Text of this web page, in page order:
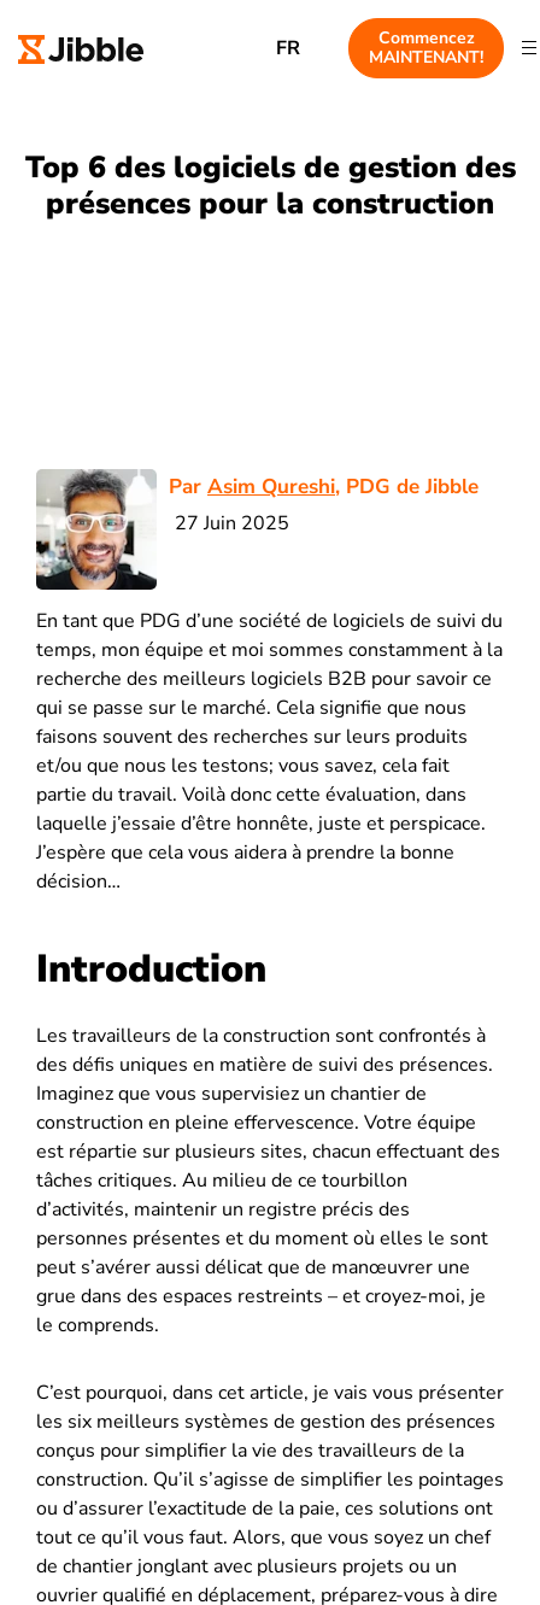
FR
Commencez
MAINTENANT!
Top 6 des logiciels de gestion des
présences pour la construction
Par Asim Qureshi, PDG de Jibble
27 Juin 2025
En tant que PDG d’une société de logiciels de suivi du
temps, mon équipe et moi sommes constamment à la
recherche des meilleurs logiciels B2B pour savoir ce
qui se passe sur le marché. Cela signifie que nous
faisons souvent des recherches sur leurs produits
et/ou que nous les testons; vous savez, cela fait
partie du travail. Voilà donc cette évaluation, dans
laquelle j’essaie d’être honnête, juste et perspicace.
J’espère que cela vous aidera à prendre la bonne
décision…
Introduction
Les travailleurs de la construction sont confrontés à
des défis uniques en matière de suivi des présences.
Imaginez que vous supervisiez un chantier de
construction en pleine effervescence. Votre équipe
est répartie sur plusieurs sites, chacun effectuant des
tâches critiques. Au milieu de ce tourbillon
d’activités, maintenir un registre précis des
personnes présentes et du moment où elles le sont
peut s’avérer aussi délicat que de manœuvrer une
grue dans des espaces restreints – et croyez-moi, je
le comprends.
C’est pourquoi, dans cet article, je vais vous présenter
les six meilleurs systèmes de gestion des présences
conçus pour simplifier la vie des travailleurs de la
construction. Qu’il s’agisse de simplifier les pointages
ou d’assurer l’exactitude de la paie, ces solutions ont
tout ce qu’il vous faut. Alors, que vous soyez un chef
de chantier jonglant avec plusieurs projets ou un
ouvrier qualifié en déplacement, préparez-vous à dire